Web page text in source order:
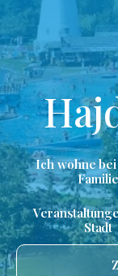
Ich wohne
Familie
Stadt